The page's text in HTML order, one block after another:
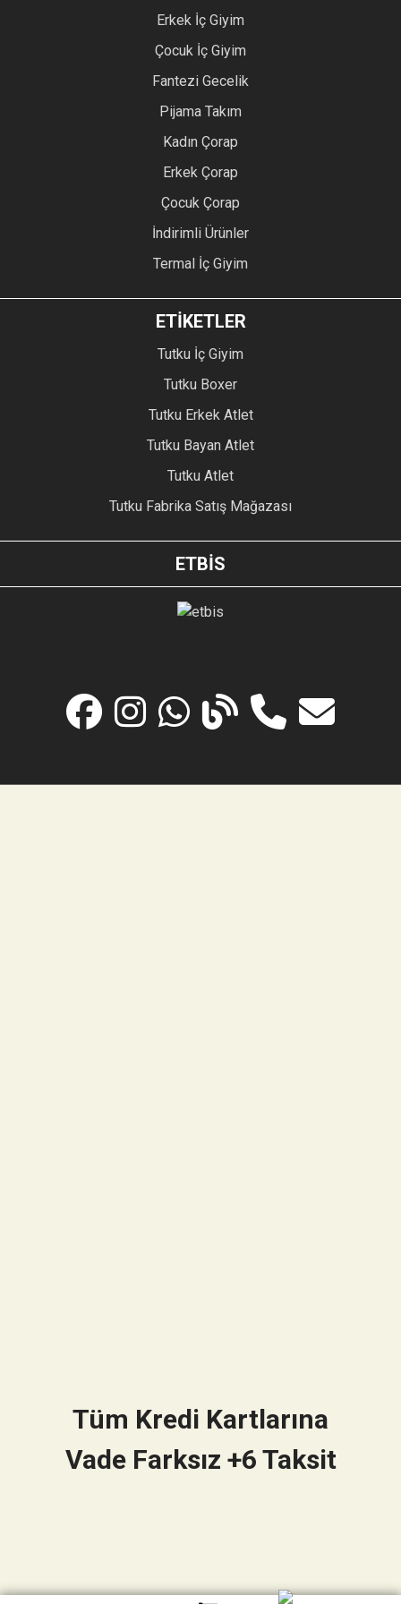
Erkek İç Giyim
Çocuk İç Giyim
Fantezi Gecelik
Pijama Takım
Kadın Çorap
Erkek Çorap
Çocuk Çorap
İndirimli Ürünler
Termal İç Giyim
ETİKETLER
Tutku İç Giyim
Tutku Boxer
Tutku Erkek Atlet
Tutku Bayan Atlet
Tutku Atlet
Tutku Fabrika Satış Mağazası
ETBİS
Tüm Kredi Kartlarına
Vade Farksız +6 Taksit